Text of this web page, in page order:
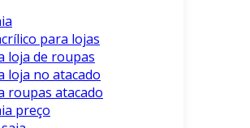
para lojas
loja de roupas
loja no atacado
roupas atacado
preço